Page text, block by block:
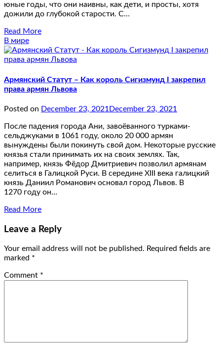
юные годы, что они наивны, как дети, и просты, хотя
дожили до глубокой старости. С…
Read More
В мире
Армянский Статут – Как король Сигизмунд I закрепил
права армян Львова
Posted on December 23, 2021 December 23, 2021
После падения города Ани, завоёванного турками-
сельджуками в 1061 году, около 20 000 армян
вынуждены были покинуть свой дом. Некоторые русские
князья стали принимать их на своих землях. Так,
например, князь Фёдор Дмитриевич позволил армянам
селиться в Галицкой Руси. В середине XIII века галицкий
князь Даниил Романович основал город Львов. В
1270 году он…
Read More
Leave a Reply
Your email address will not be published. Required fields are
marked *
Comment *